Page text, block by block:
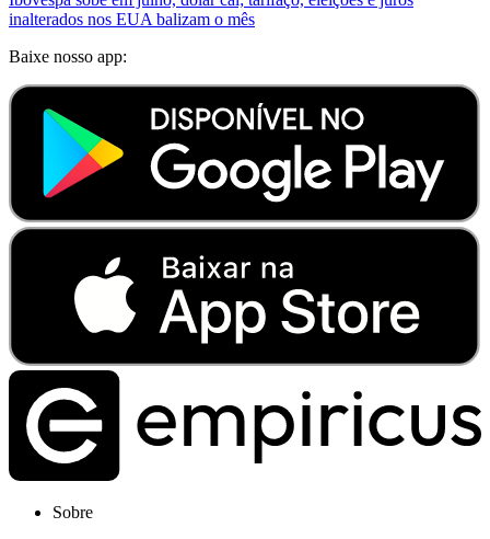
inalterados nos EUA balizam o mês
Baixe nosso app:
Sobre